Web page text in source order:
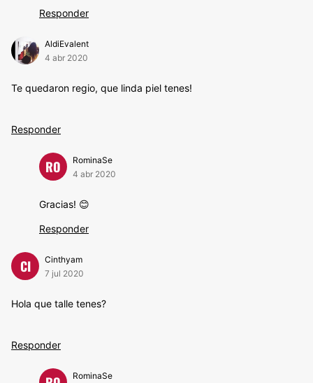
Responder
AldiEvalent
4 abr 2020
Te quedaron regio, que linda piel tenes!
Responder
RO
RominaSe
4 abr 2020
Gracias! 😊
Responder
CI
Cinthyam
7 jul 2020
Hola que talle tenes?
Responder
RominaSe